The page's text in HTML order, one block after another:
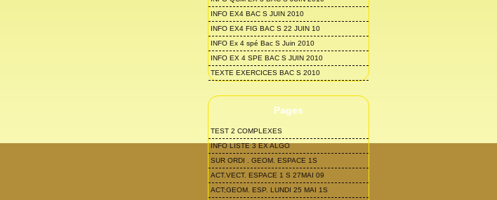
INFO EX4 BAC S JUIN 2010
INFO EX4 FIG BAC S 22 JUIN 10
INFO Ex 4 spé Bac S Juin 2010
INFO EX 4 SPE BAC S JUIN 2010
TEXTE EXERCICES BAC S 2010
Pages
TEST 2 COMPLEXES
INFO LISTE 3 EX ALGO
SUR ORDI . GEOM. ESPACE 1S
ACT.VECT. ESPACE 1 S 27MAI 09
ACT;GEOM. ESP. LUNDI 25 MAI 1S